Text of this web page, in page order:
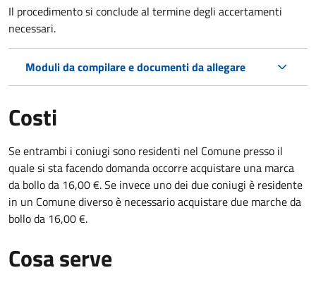
Il procedimento si conclude al termine degli accertamenti
necessari.
Moduli da compilare e documenti da allegare
Costi
Se entrambi i coniugi sono residenti nel Comune presso il
quale si sta facendo domanda occorre acquistare una marca
da bollo da 16,00 €. Se invece uno dei due coniugi è residente
in un Comune diverso è necessario acquistare due marche da
bollo da 16,00 €.
Cosa serve